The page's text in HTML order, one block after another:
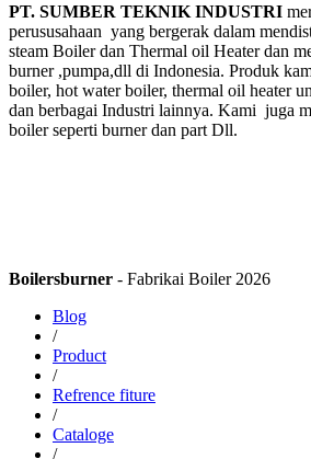
PT. SUMBER TEKNIK INDUSTRI
perususahaan yang bergerak dalam
steam Boiler dan Thermal oil Heater dan
burner ,pumpa,dll di Indonesia. Produk
boiler, hot water boiler, thermal oil heater
dan berbagai Industri lainnya. Kami juga
boiler seperti burner dan part Dll.
Boilersburner - Fabrikai Boiler 2026
Blog
/
Product
/
Refrence fiture
/
Cataloge
/